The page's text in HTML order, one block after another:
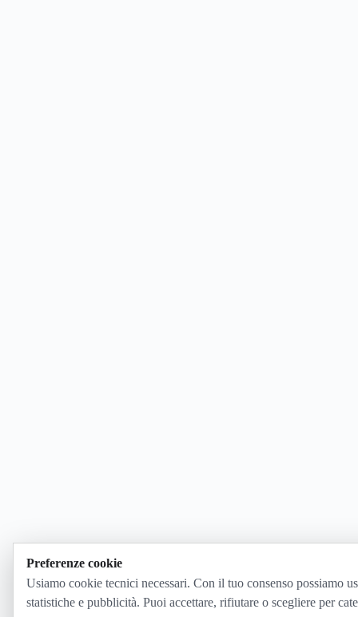
Preferenze cookie
Usiamo cookie tecnici necessari. Con il tuo consenso possiamo
statistiche e pubblicità. Puoi accettare, rifiutare o scegliere per